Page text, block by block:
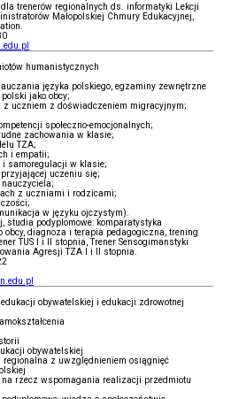
trenerów regionalnych ds. informatyki Lekcji
Małopolskiej Chmury Edukacyjnej,
humanistycznych
języka polskiego, egzaminy zewnętrzne
jako obcy;
z uczniem z doświadczeniem migracyjnym;
społeczno-emocjonalnych;
zachowania w klasie;
TZA;
i empatii;
i samoregulacji w klasie;
uczeniu się;
z uczniami i rodzicami;
w języku ojczystym).
studia podyplomowe: komparatystyka
diagnoza i terapia pedagogiczna, trening
TUS I i II stopnia, Trener Sensogimanstyki
Agresji TZA I i II stopnia.
obywatelskiej i edukacji zdrowotnej
obywatelskiej
z uwzględnieniem osiągnięć
rzecz wspomagania realizacji przedmiotu